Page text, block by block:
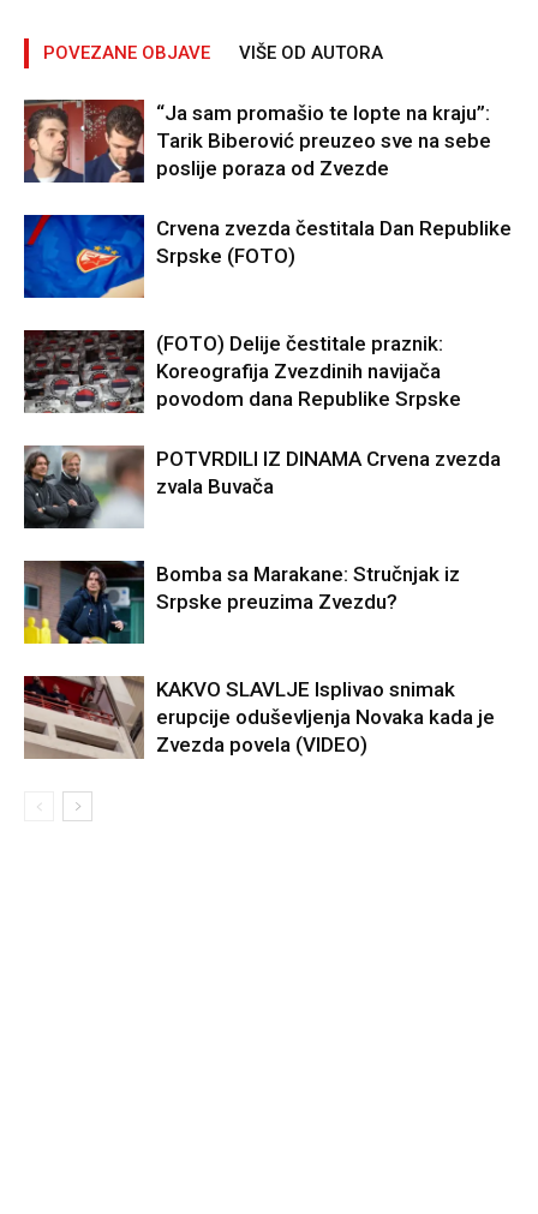
POVEZANE OBJAVE VIŠE OD AUTORA
“Ja sam promašio te lopte na kraju”:
Tarik Biberović preuzeo sve na sebe
poslije poraza od Zvezde
Crvena zvezda čestitala Dan Republike
Srpske (FOTO)
(FOTO) Delije čestitale praznik:
Koreografija Zvezdinih navijača
povodom dana Republike Srpske
POTVRDILI IZ DINAMA Crvena zvezda
zvala Buvača
Bomba sa Marakane: Stručnjak iz
Srpske preuzima Zvezdu?
KAKVO SLAVLJE Isplivao snimak
erupcije oduševljenja Novaka kada je
Zvezda povela (VIDEO)